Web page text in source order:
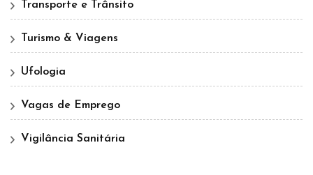
Transporte e Trânsito
Turismo & Viagens
Ufologia
Vagas de Emprego
Vigilância Sanitária